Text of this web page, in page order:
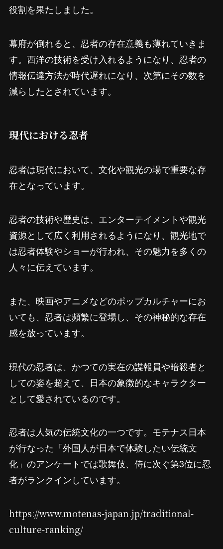
役割を果たしました。
幕府が倒れると、忍者の存在意義も薄れていきま
す。西洋の技術を受け入れるようになり、忍者の
情報伝達方法が時代遅れになり、次第にその数を
減らしたとされています。
現代における忍者
忍者は現代において、文化や観光の場で重要な存
在となっています。
忍者の技術や歴史は、エンターテイメントや観光
資源として広く利用されるようになり、観光地で
は忍者体験やショーが行われ、その魅力を多くの
人々に伝えています。
また、映画やアニメなどのポップカルチャーにお
いても、忍者は頻繁に登場し、その神秘的な存在
感を放っています。
現代の忍者は、かつての実在の諜報員や暗殺者と
しての姿を超えて、日本の象徴的なキャラクター
として愛されているのです。
忍者は人気の伝統文化の一つです。モテナス日本
が行なった「外国人が日本で体験したい伝統文
化」のアンケートでは歌舞伎、侍に次ぐ第3位に忍
者がランクインしています。
https://www.motenas-japan.jp/traditional-
culture-ranking/